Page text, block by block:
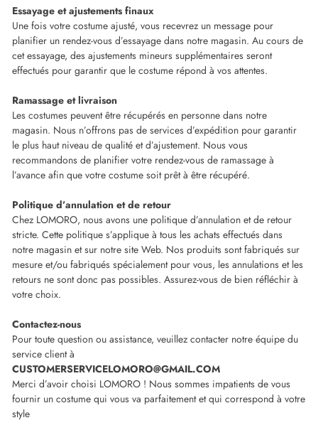
Essayage et ajustements finaux
Une fois votre costume ajusté, vous recevrez un message pour
planifier un rendez-vous d’essayage dans notre magasin. Au cours de
cet essayage, des ajustements mineurs supplémentaires seront
effectués pour garantir que le costume répond à vos attentes.
Ramassage et livraison
Les costumes peuvent être récupérés en personne dans notre
magasin. Nous n’offrons pas de services d’expédition pour garantir
le plus haut niveau de qualité et d’ajustement. Nous vous
recommandons de planifier votre rendez-vous de ramassage à
l’avance afin que votre costume soit prêt à être récupéré.
Politique d’annulation et de retour
Chez LOMORO, nous avons une politique d’annulation et de retour
stricte. Cette politique s’applique à tous les achats effectués dans
notre magasin et sur notre site Web. Nos produits sont fabriqués sur
mesure et/ou fabriqués spécialement pour vous, les annulations et les
retours ne sont donc pas possibles. Assurez-vous de bien réfléchir à
votre choix.
Contactez-nous
Pour toute question ou assistance, veuillez contacter notre équipe du
service client à
CUSTOMERSERVICELOMORO@GMAIL.COM
Merci d’avoir choisi LOMORO ! Nous sommes impatients de vous
fournir un costume qui vous va parfaitement et qui correspond à votre
style